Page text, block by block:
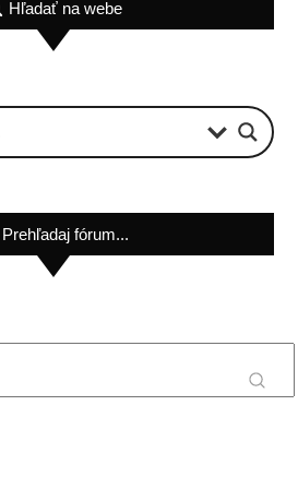
Hľadať na webe
Prehľadaj fórum...